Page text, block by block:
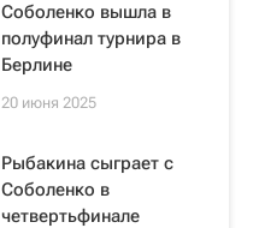
Соболенко вышла в
полуфинал турнира в
Берлине
20 июня 2025
Рыбакина сыграет с
Соболенко в
четвертьфинале